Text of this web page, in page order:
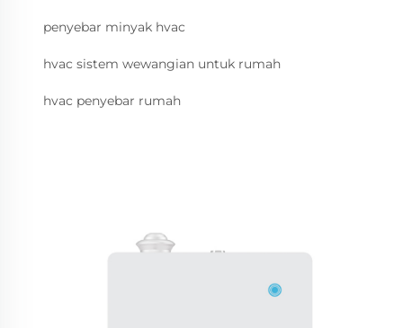
penyebar minyak hvac
hvac sistem wewangian untuk rumah
hvac penyebar rumah